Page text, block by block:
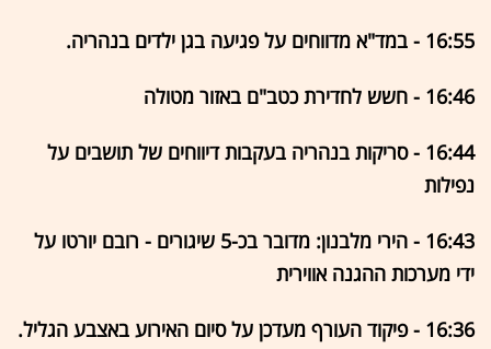
16:55 - במד"א מדווחים על פגיעה בגן ילדים בנהריה.
16:46 - חשש לחדירת כטב"ם באזור מטולה
16:44 - סריקות בנהריה בעקבות דיווחים של תושבים על
נפילות
16:43 - הירי מלבנון: מדובר בכ-5 שיגורים - רובם יורטו על
ידי מערכות ההגנה אווירית
16:36 - פיקוד העורף מעדכן על סיום האירוע באצבע הגליל.